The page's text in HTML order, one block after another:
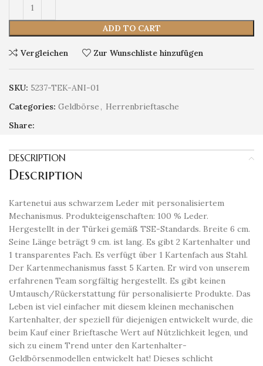
ADD TO CART
Vergleichen Zur Wunschliste hinzufügen
SKU: 5237-TEK-ANI-01
Categories: Geldbörse, Herrenbrieftasche
Share:
DESCRIPTION
Description
Kartenetui aus schwarzem Leder mit personalisiertem
Mechanismus. Produkteigenschaften: 100 % Leder.
Hergestellt in der Türkei gemäß TSE-Standards. Breite 6 cm.
Seine Länge beträgt 9 cm. ist lang. Es gibt 2 Kartenhalter und
1 transparentes Fach. Es verfügt über 1 Kartenfach aus Stahl.
Der Kartenmechanismus fasst 5 Karten. Er wird von unserem
erfahrenen Team sorgfältig hergestellt. Es gibt keinen
Umtausch/Rückerstattung für personalisierte Produkte. Das
Leben ist viel einfacher mit diesem kleinen mechanischen
Kartenhalter, der speziell für diejenigen entwickelt wurde, die
beim Kauf einer Brieftasche Wert auf Nützlichkeit legen, und
sich zu einem Trend unter den Kartenhalter-
Geldbörsenmodellen entwickelt hat! Dieses schlicht